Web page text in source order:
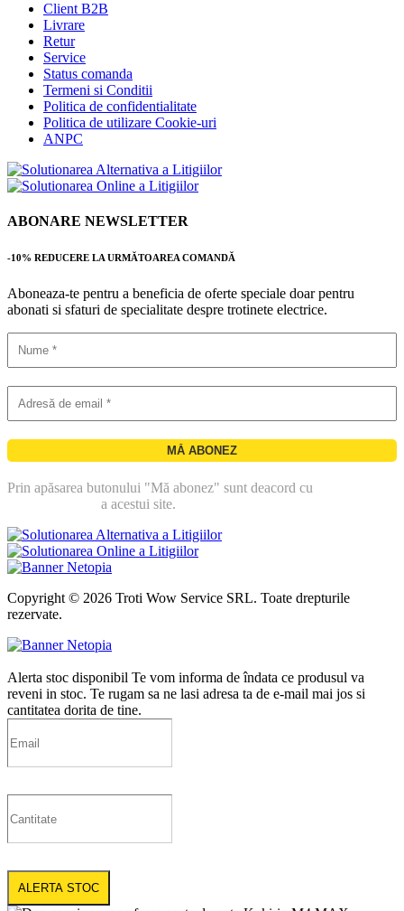
Client B2B
Livrare
Retur
Service
Status comanda
Termeni si Conditii
Politica de confidentialitate
Politica de utilizare Cookie-uri
ANPC
ABONARE NEWSLETTER
-10% REDUCERE LA URMĂTOAREA COMANDĂ
Aboneaza-te pentru a beneficia de oferte speciale doar pentru
abonati si sfaturi de specialitate despre trotinete electrice.
Prin apăsarea butonului "Mă abonez" sunt deacord cu
a acestui site.
Copyright © 2026 Troti Wow Service SRL. Toate drepturile
rezervate.
Alerta stoc disponibil Te vom informa de îndata ce produsul va
reveni in stoc. Te rugam sa ne lasi adresa ta de e-mail mai jos si
cantitatea dorita de tine.
ALERTA STOC